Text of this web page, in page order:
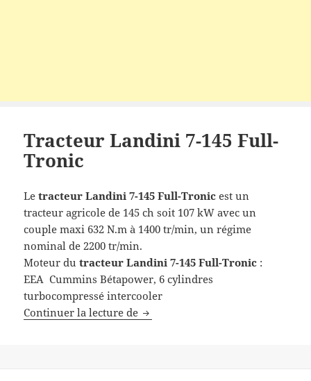
Tracteur Landini 7-145 Full-
Tronic
Letracteur Landini 7-145 Full-Tronicest un
tracteur agricole de 145 ch soit 107 kW avec un
couple maxi 632 N.m à 1400 tr/min, un régime
nominal de 2200 tr/min.
Moteur dutracteur Landini 7-145 Full-Tronic :
EEA Cummins Bétapower, 6 cylindres
turbocompressé intercooler
Continuer la lecture de Tracteur Landini 7-145 Full-